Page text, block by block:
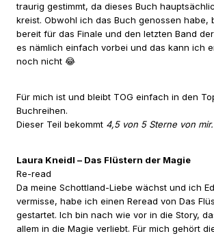
traurig gestimmt, da dieses Buch
kreist. Obwohl ich das Buch genossen habe,
bereit für das Finale und den letzten Band
es nämlich einfach vorbei und das kann ich
noch nicht 😂
Für mich ist und bleibt TOG einfach in den
Buchreihen.
Dieser Teil bekommt 4,5 von 5 Sterne von mir.
Laura Kneidl – Das Flüstern der Magie
Re-read
Da meine Schottland-Liebe wächst und ich
vermisse, habe ich einen Reread von Das
gestartet. Ich bin nach wie vor in die Story,
allem in die Magie verliebt. Für mich gehört